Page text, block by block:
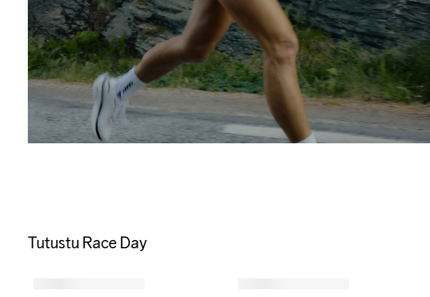
Tutustu Race Day